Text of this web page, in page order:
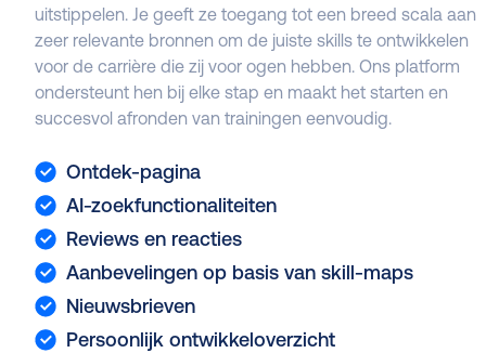
uitstippelen. Je geeft ze toegang tot een breed scala aan
zeer relevante bronnen om de juiste skills te ontwikkelen
voor de carrière die zij voor ogen hebben. Ons platform
ondersteunt hen bij elke stap en maakt het starten en
succesvol afronden van trainingen eenvoudig.
Ontdek-pagina
AI-zoekfunctionaliteiten
Reviews en reacties
Aanbevelingen op basis van skill-maps
Nieuwsbrieven
Persoonlijk ontwikkeloverzicht